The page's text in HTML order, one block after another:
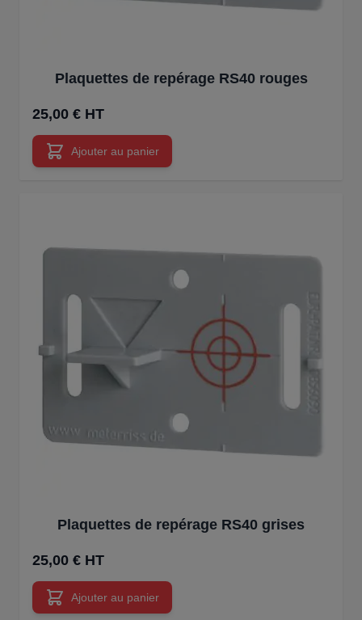
Plaquettes de repérage RS40 rouges
25,00 € HT
Ajouter au panier
Plaquettes de repérage RS40 grises
25,00 € HT
Ajouter au panier